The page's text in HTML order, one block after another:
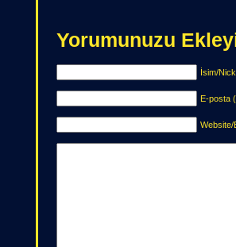
Yorumunuzu
İsim/
E-posta
Website/